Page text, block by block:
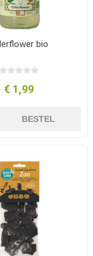
bio
€ 1,99
BESTEL